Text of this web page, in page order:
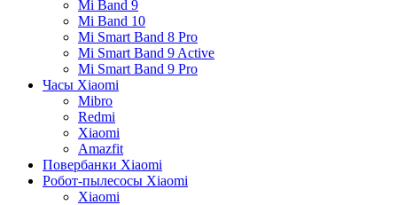
Mi Band 9
Mi Band 10
Mi Smart Band 8 Pro
Mi Smart Band 9 Active
Mi Smart Band 9 Pro
Часы Xiaomi
Mibro
Redmi
Xiaomi
Amazfit
Повербанки Xiaomi
Робот-пылесосы Xiaomi
Xiaomi